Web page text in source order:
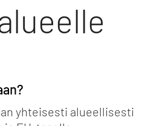
yhteisesti alueellisesti